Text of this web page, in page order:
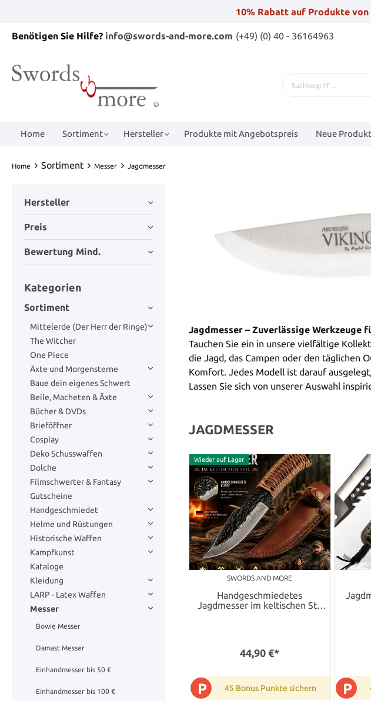
10% Rabatt auf Produkte von
Benötigen Sie Hilfe? info@swords-and-more.com (+49) (0) 40 - 36164963
Home Sortiment Hersteller Produkte mit Angebotspreis Neue
Home Sortiment Messer Jagdmesser
Hersteller
Preis
Bewertung Mind.
Kategorien
Sortiment
Mittelerde (Der Herr der Ringe)
The Witcher
One Piece
Äxte und Morgensterne
Baue dein eigenes Schwert
Beile, Macheten & Äxte
Bücher & DVDs
Brieföffner
Cosplay
Deko Schusswaffen
Dolche
Filmschwerter & Fantasy
Gutscheine
Handgeschmiedet
Helme und Rüstungen
Historische Waffen
Kampfkunst
Kataloge
Kleidung
LARP - Latex Waffen
Messer
Bowie Messer
Damast Messer
Einhandmesser bis 50 €
Einhandmesser bis 100 €
Jagdmesser – Zuverlässige Werkzeuge
Tauchen Sie ein in unsere vielfältige
die Jagd, das Campen oder den täglichen
Komfort. Jedes Modell ist darauf
Lassen Sie sich von unserer Auswahl
JAGDMESSER
Wieder auf Lager
SWORDS AND MORE
Handgeschmiedetes
Jagdmesser im keltischen Stil
mit Lederscheide
44,90 €*
P 45 Bonus Punkte sichern P